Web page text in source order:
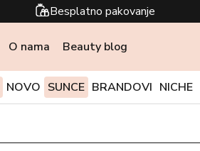
Besplatno pakovanje
O nama Beauty blog
NOVO SUNCE BRANDOVI NICHE